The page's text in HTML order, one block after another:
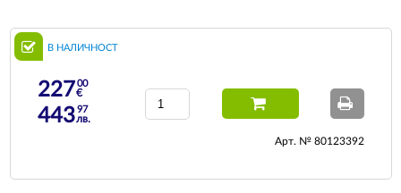
В НАЛИЧНОСТ
22700
€
44397
лв.
Арт. № 80123392